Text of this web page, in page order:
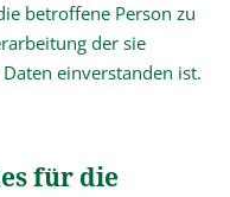
betroffene Person zu
der sie
einverstanden ist.
für die